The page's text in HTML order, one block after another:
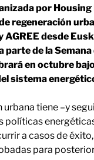
por
regeneración
AGREE desde
parte de la
en octubre
sistema
urbana tiene –y
políticas
a casos de
para